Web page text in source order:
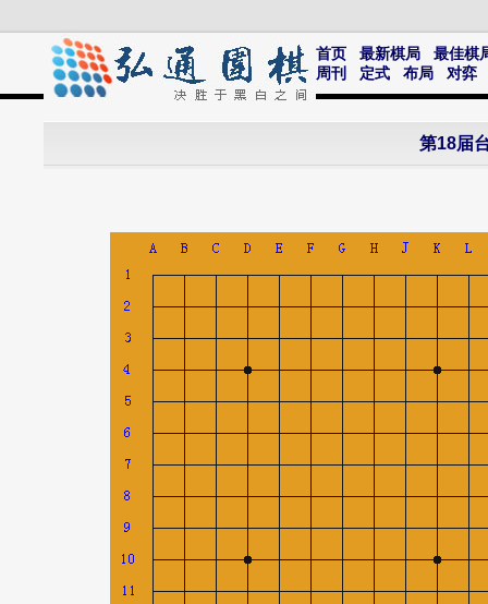
首页 最新棋局
最佳棋
周刊
定式 布局 对弈
第18届